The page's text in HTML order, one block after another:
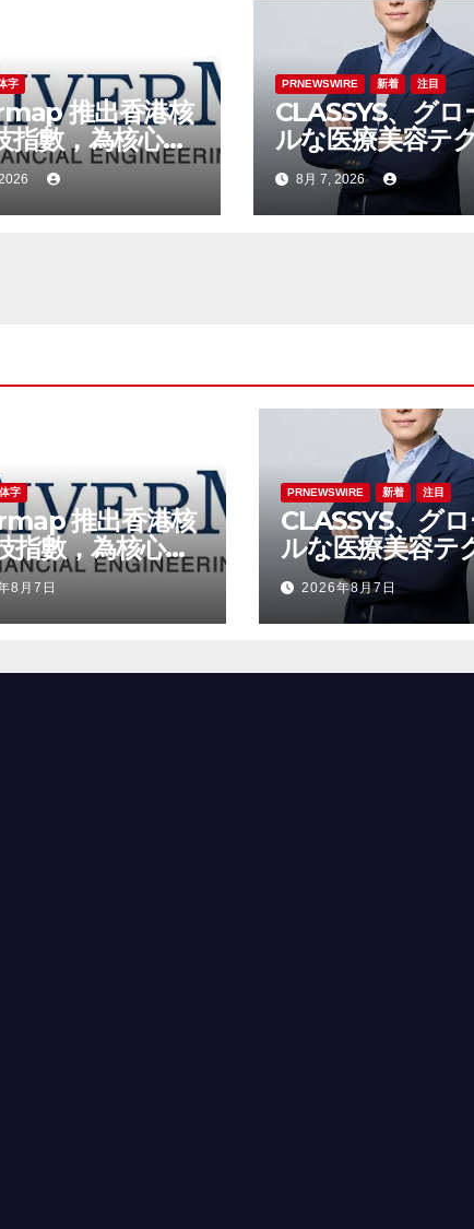
字
推出香港核
指數，為核心科
建立全新基準
PRNEWSWIRE 新着 注目
CLASSYS、グロ
ルな医療美容テ
ジー企業への変革
速させるべく、
Samsung
8月 7, 2026
字
推出香港核
指數，為核心科
建立全新基準
8月7日
PRNEWSWIRE 新着 注目
CLASSYS、グ
ルな医療美容テ
ジー企業への変
速させるべく、
Samsung
2026年8月7日